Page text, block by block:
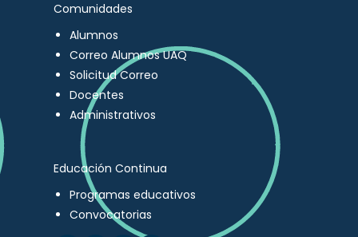
Comunidades
Alumnos
Correo Alumnos UAQ
Solicitud Correo
Docentes
Administrativos
Educación Continua
Programas educativos
Convocatorias